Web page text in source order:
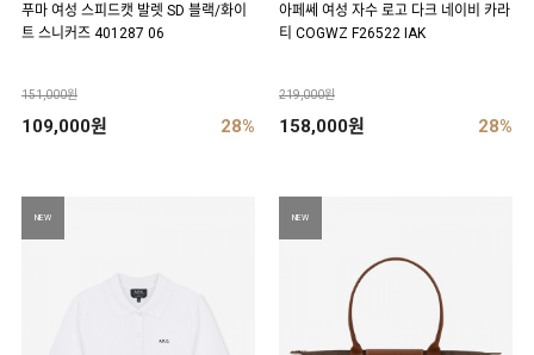
푸마 여성 스피드캣 발렛 SD 블랙/화이
트 스니커즈 401287 06
151,000원
109,000원 28%
아페쎄 여성 자수 로고 다크 네이비 카라
티 COGWZ F26522 IAK
219,000원
158,000원 28%
NEW NEW